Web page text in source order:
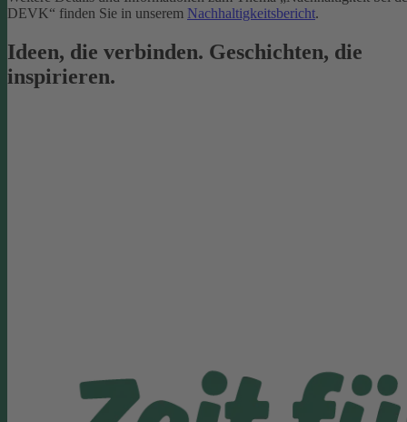
DEVK“ finden Sie in unserem Nachhaltigkeitsbericht.
Ideen, die verbinden. Geschichten, die
inspirieren.